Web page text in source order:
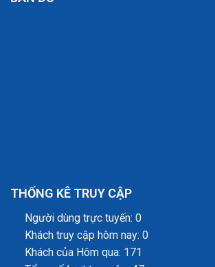
THỐNG KÊ TRUY CẬP
Người dùng trực tuyến: 0
Khách truy cập hôm nay: 0
Khách của Hôm qua: 171